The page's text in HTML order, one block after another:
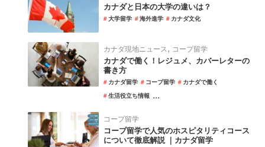
カナダと日本の大学の違いは？
大学留学 海外進学 カナダ文化
カナダ現地ニュース, コープ留学
カナダで働く！レジュメ、カバーレターの
書き方
カナダ留学 コープ留学
カナダで働く
生活役立ち情報 ...
コープ留学
コープ留学で人気のホスピタリティコース
について徹底解説 ｜カナダ留学